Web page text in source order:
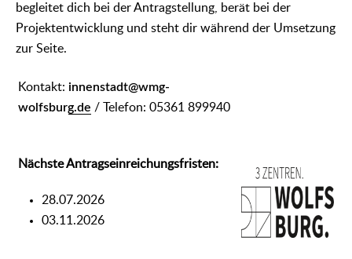
begleitet dich bei der Antragstellung, berät bei der
Projektentwicklung und steht dir während der Umsetzung
zur Seite.
Kontakt: innenstadt@wmg-
wolfsburg.de / Telefon: 05361 899940
Nächste Antragseinreichungsfristen:
28.07.2026
03.11.2026